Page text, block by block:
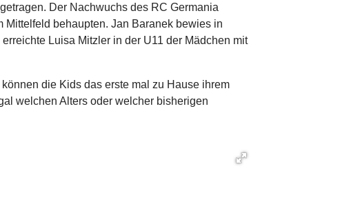
Der Nachwuchs des RC Germania
behaupten. Jan Baranek bewies in
Luisa Mitzler in der U11 der Mädchen mit
die Kids das erste mal zu Hause ihrem
welchen Alters oder welcher bisherigen